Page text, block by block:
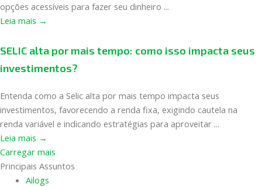
opções acessíveis para fazer seu dinheiro ...
Leia mais →
SELIC alta por mais tempo: como isso impacta seus
investimentos?
Entenda como a Selic alta por mais tempo impacta seus
investimentos, favorecendo a renda fixa, exigindo cautela na
renda variável e indicando estratégias para aproveitar ...
Leia mais →
Carregar mais
Principais Assuntos
Ailogs